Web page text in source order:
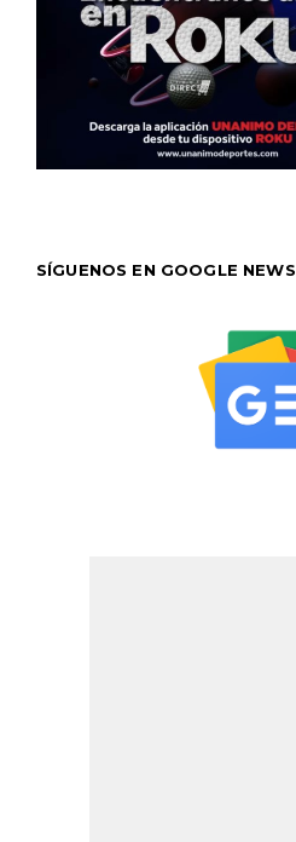
SÍGUENOS EN GOOGLE NEWS